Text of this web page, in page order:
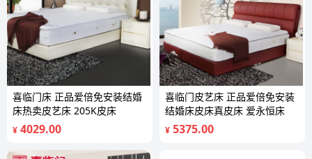
喜临门床 正品爱倍免安装结婚
床热卖皮艺床 205K皮床
¥ 4029.00
喜临门皮艺床 正品爱倍免安装
结婚床皮床真皮床 爱永恒床
¥ 5375.00